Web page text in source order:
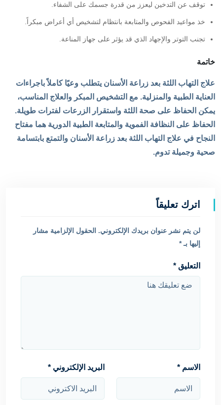
توقف عن التدخين ليعزز من قدرة جسمك على الشفاء.
خذ مواعيد الفحوص والمتابعة بانتظام لتشخيص أي أعراض مبكراً.
تجنب التوتر والإجهاد الذي قد يؤثر على جهاز المناعة.
خاتمة
علاج التهاب اللثة بعد زراعة الأسنان يتطلب وعيًا كاملاً باجراءات
العناية الطبية والمنزلية. مع التشخيص المبكر والعلاج المناسب،
يمكن الحفاظ على صحة اللثة واستقرار الزرعات لفترات طويلة.
الحفاظ على النظافة الفموية والمتابعة الطبية الدورية هما مفتاح
النجاح في علاج التهاب اللثة بعد زراعة الأسنان والتمتع بابتسامة
صحية وجميلة تدوم.
اترك تعليقاً
لن يتم نشر عنوان بريدك الإلكتروني. الحقول الإلزامية مشار
إليها بـ*
التعليق *
الاسم * البريد الإلكتروني *